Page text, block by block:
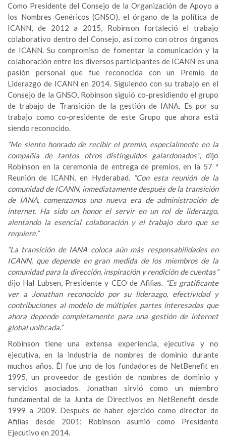
Como Presidente del Consejo de la Organización de Apoyo a
los Nombres Genéricos (GNSO), el órgano de la política de
ICANN, de 2012 a 2015, Robinson fortaleció el trabajo
colaborativo dentro del Consejo, así como con otros órganos
de ICANN. Su compromiso de fomentar la comunicación y la
colaboración entre los diversos participantes de ICANN es una
pasión personal que fue reconocida con un Premio de
Liderazgo de ICANN en 2014. Siguiendo con su trabajo en el
Consejo de la GNSO, Robinson siguió co-presidiendo el grupo
de trabajo de Transición de la gestión de IANA. Es por su
trabajo como co-presidente de este Grupo que ahora está
siendo reconocido.
“Me siento honrado de recibir el premio, especialmente en la
compañía de tantos otros distinguidos galardonados”, dijo
Robinson en la ceremonia de entrega de premios, en la 57 ª
Reunión de ICANN, en Hyderabad. “Con esta reunión de la
comunidad de ICANN, inmediatamente después de la transición
de IANA, comenzamos una nueva era de administración de
internet. Ha sido un honor el servir en un rol de liderazgo,
alentando la esencial colaboración y el trabajo duro que se
requiere.”
“La transición de IANA coloca aún más responsabilidades en
ICANN, que depende en gran medida de los miembros de la
comunidad para la dirección, inspiración y rendición de cuentas”
dijo Hal Lubsen, Presidente y CEO de Afilias. “Es gratificante
ver a Jonathan reconocido por su liderazgo, efectividad y
contribuciones al modelo de múltiples partes interesadas que
ahora depende completamente para una gestión de internet
global unificada.”
Robinson tiene una extensa experiencia, ejecutiva y no
ejecutiva, en la industria de nombres de dominio durante
muchos años. Él fue uno de los fundadores de NetBenefit en
1995, un proveedor de gestión de nombres de dominio y
servicios asociados. Jonathan sirvió como un miembro
fundamental de la Junta de Directivos en NetBenefit desde
1999 a 2009. Después de haber ejercido como director de
Afilias desde 2001; Robinson asumió como Presidente
Ejecutivo en 2014.